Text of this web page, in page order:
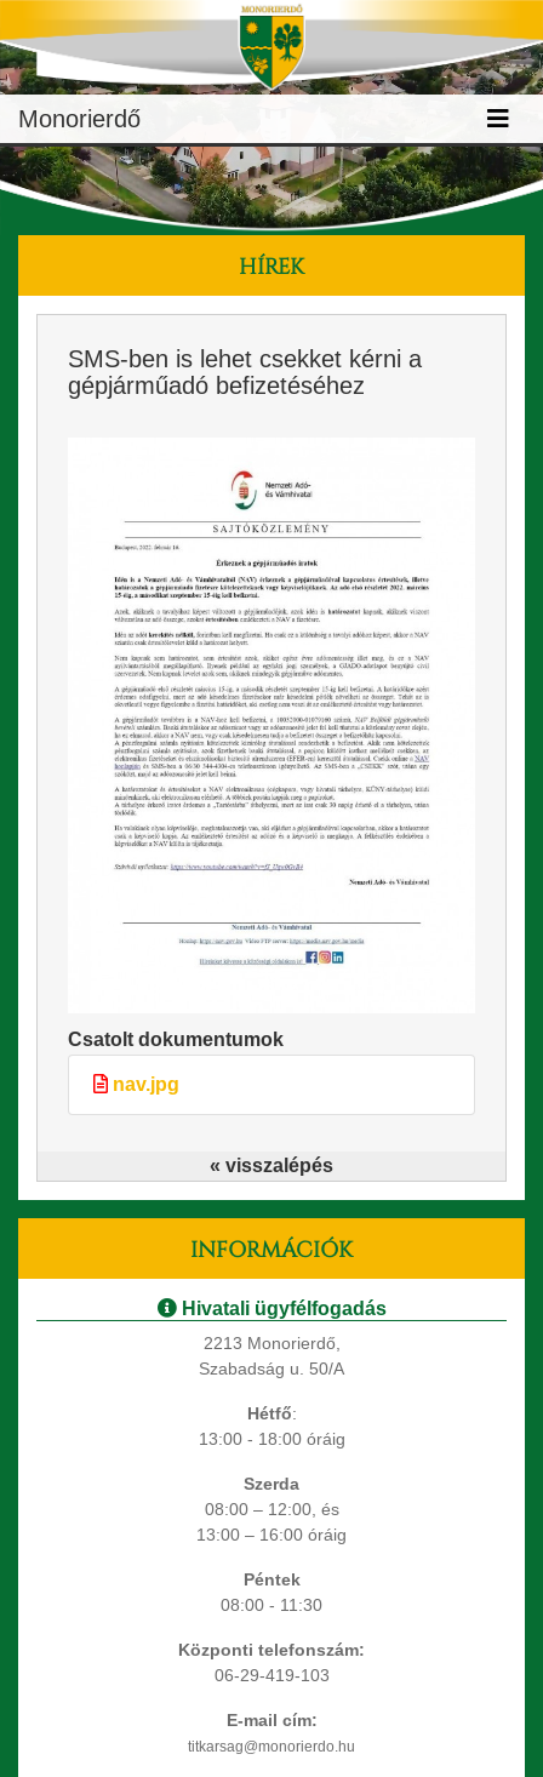
Monorierdő
HÍREK
SMS-ben is lehet csekket kérni a
gépjárműadó befizetéséhez
Csatolt dokumentumok
nav.jpg
« visszalépés
INFORMÁCIÓK
Hivatali ügyfélfogadás
2213 Monorierdő,
Szabadság u. 50/A
Hétfő:
13:00 - 18:00 óráig
Szerda
08:00 – 12:00, és
13:00 – 16:00 óráig
Péntek
08:00 - 11:30
Központi telefonszám:
06-29-419-103
E-mail cím:
titkarsag@monorierdo.hu